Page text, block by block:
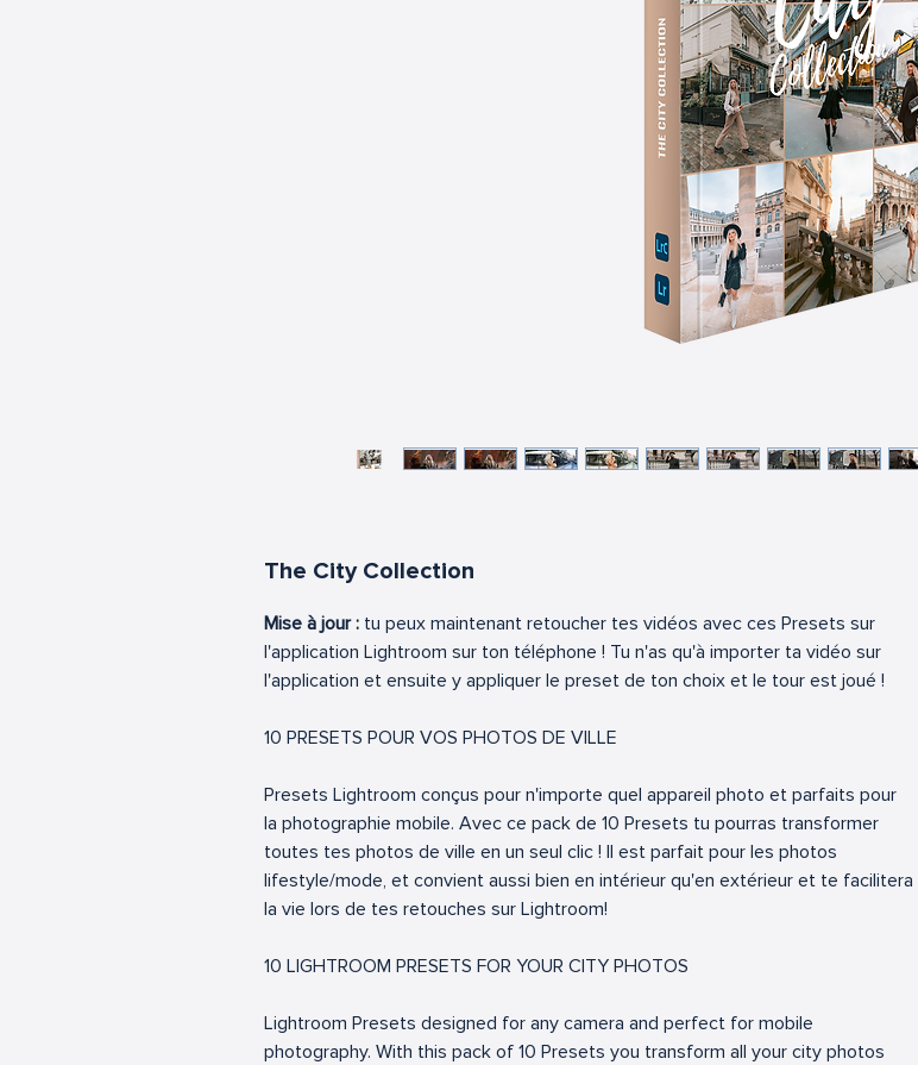
The City Collection
Mise à jour : tu peux maintenant retoucher tes vidéos avec ces Presets sur
l'application Lightroom sur ton téléphone ! Tu n'as qu'à importer ta vidéo sur
l'application et ensuite y appliquer le preset de ton choix et le tour est joué !
10 PRESETS POUR VOS PHOTOS DE VILLE
Presets Lightroom conçus pour n'importe quel appareil photo et parfaits pour
la photographie mobile. Avec ce pack de 10 Presets tu pourras transformer
toutes tes photos de ville en un seul clic ! Il est parfait pour les photos
lifestyle/mode, et convient aussi bien en intérieur qu'en extérieur et te facilitera
la vie lors de tes retouches sur Lightroom!
10 LIGHTROOM PRESETS FOR YOUR CITY PHOTOS
Lightroom Presets designed for any camera and perfect for mobile
photography. With this pack of 10 Presets you transform all your city photos